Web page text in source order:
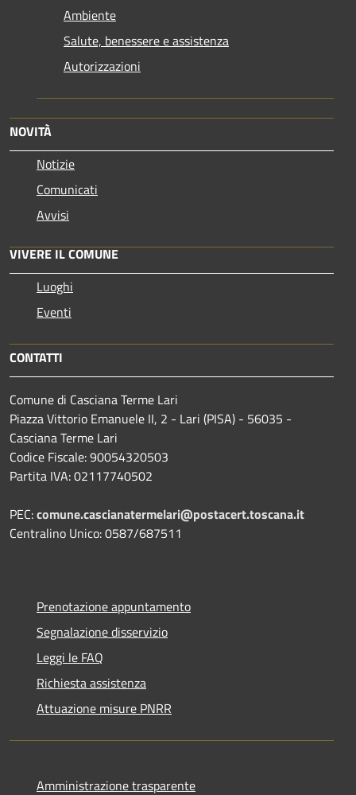
Ambiente
Salute, benessere e assistenza
Autorizzazioni
NOVITÀ
Notizie
Comunicati
Avvisi
VIVERE IL COMUNE
Luoghi
Eventi
CONTATTI
Comune di Casciana Terme Lari
Piazza Vittorio Emanuele II, 2 - Lari (PISA) - 56035 -
Casciana Terme Lari
Codice Fiscale: 90054320503
Partita IVA: 02117740502
PEC:comune.cascianatermelari@postacert.toscana.it
Centralino Unico: 0587/687511
Prenotazione appuntamento
Segnalazione disservizio
Leggi le FAQ
Richiesta assistenza
Attuazione misure PNRR
Amministrazione trasparente